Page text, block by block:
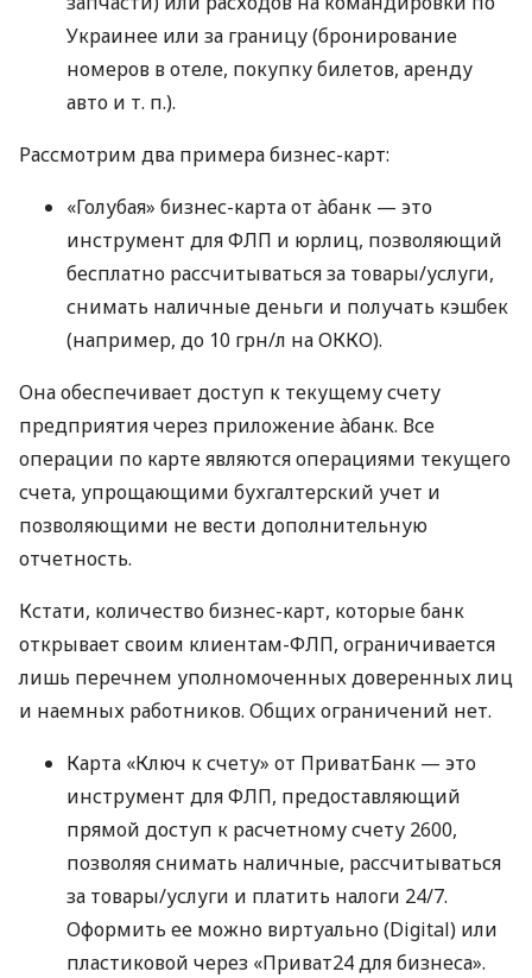
Украинее или за границу (бронирование
номеров в отеле, покупку билетов, аренду
авто и т. п.).
Рассмотрим два примера бизнес-карт:
«Голубая» бизнес-карта от àбанк — это
инструмент для ФЛП и юрлиц, позволяющий
бесплатно рассчитываться за товары/услуги,
снимать наличные деньги и получать кэшбек
(например, до 10 грн/л на ОККО).
Она обеспечивает доступ к текущему счету
предприятия через приложение àбанк. Все
операции по карте являются операциями текущего
счета, упрощающими бухгалтерский учет и
позволяющими не вести дополнительную
отчетность.
Кстати, количество бизнес-карт, которые банк
открывает своим клиентам-ФЛП, ограничивается
лишь перечнем уполномоченных доверенных лиц
и наемных работников. Общих ограничений нет.
Карта «Ключ к счету» от ПриватБанк — это
инструмент для ФЛП, предоставляющий
прямой доступ к расчетному счету 2600,
позволяя снимать наличные, рассчитываться
за товары/услуги и платить налоги 24/7.
Оформить ее можно виртуально (Digital) или
пластиковой через «Приват24 для бизнеса».